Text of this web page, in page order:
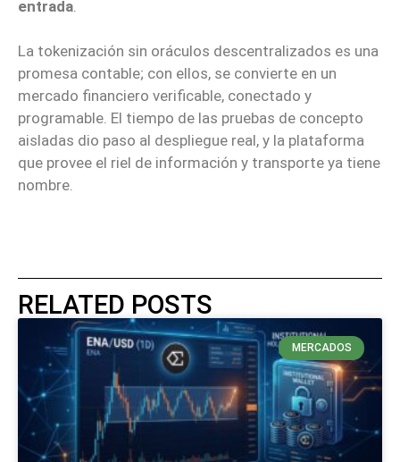
entrada
La tokenización sin oráculos descentralizados es una
promesa contable; con ellos, se convierte en un
mercado financiero verificable, conectado y
programable. El tiempo de las pruebas de concepto
aisladas dio paso al despliegue real, y la plataforma
que provee el riel de información y transporte ya tiene
nombre.
RELATED POSTS
MERCADOS